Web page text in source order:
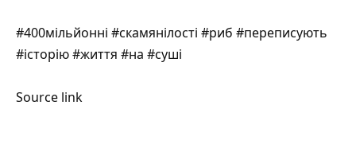
#400мільйонні #скамянілості #риб #переписують
#історію #життя #на #суші
Source link